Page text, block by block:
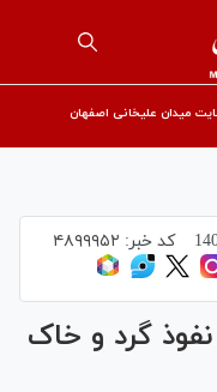
میدان علیخانی اصفهان
کد خبر: ۴۸۹۹۹۵۲
گرد و خاک